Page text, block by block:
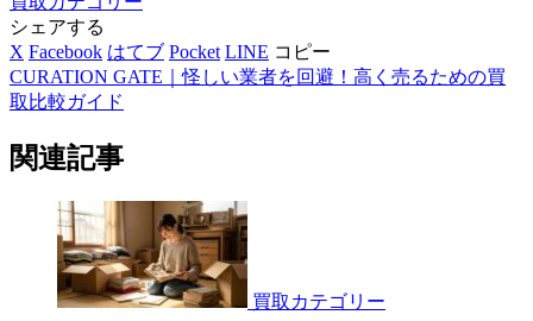
シェアする
X Facebook はてブ Pocket LINE コピー
CURATION GATE｜怪しい業者を回避！高く売るための買
取比較ガイド
関連記事
買取カテゴリー